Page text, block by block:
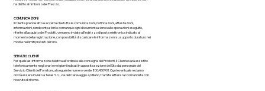
ha diritto al rimborso del Prezzo.
COMUNICAZIONI
Il Cliente prende atto e accetta che tutte le comunicazioni, notificazioni, attestazioni,
informazioni, rendicontazioni e comunque ogni documentazione sulle operazioni eseguite,
riferite all'acquisto dei Prodotti, verranno inviate all'indirizzo di posta elettronica indicato al
momento della registrazione, con possibilità di scaricare le informazioni su supporto duraturo nei
modi e nei limiti previsti dal Sito.
SERVIZIO CLIENTI
Per qualsiasi informazione relativa all'ordine e alla consegna dei Prodotti, il Cliente sarà assistito
telefonicamente negli orari e nei giorni indicati in apposita sezione del Sito dal personale del
Servizio Clienti del Fornitore, al seguente numero verde 800/430901. Ogni eventuale reclamo
dovrà essere inviato a Teras S.r.l., via del Caravaggio 4, Milano, tramite lettera raccomandata con
ricevuta di ritorno.